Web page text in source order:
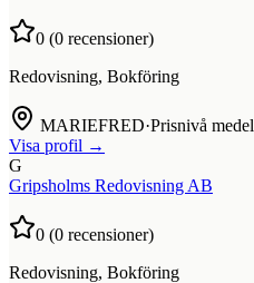
0 (0 recensioner)
Redovisning, Bokföring
MARIEFRED·Prisnivå medel
Visa profil →
G
Gripsholms Redovisning AB
0 (0 recensioner)
Redovisning, Bokföring